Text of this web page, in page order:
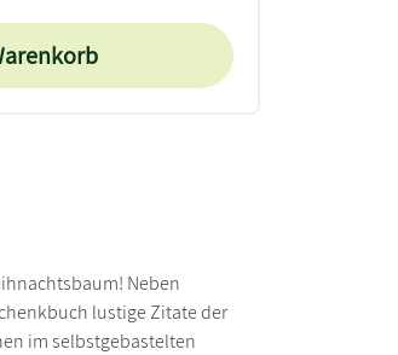
Neben
lustige Zitate der
im selbstgebastelten